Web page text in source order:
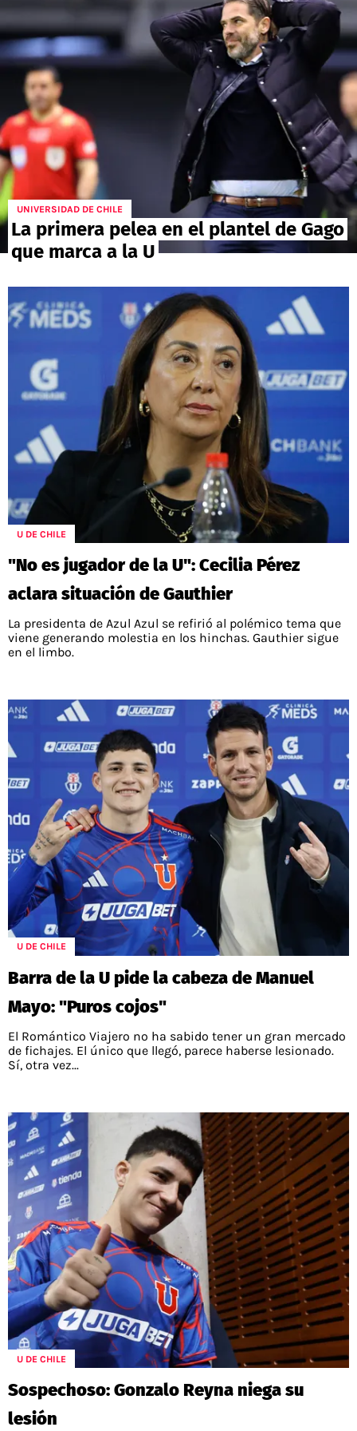
POLÍTICAS DE PRIVACIDAD
POLÍTICA EDITORIAL
PUBLICIDAD / ADS
CONTACTO
AD CHOICES
ENTREVISTAS
CAMPEONATO NACIONAL
RESULTADOS
TABLA DE POSICIONES
APUESTAS
Términos y Condiciones
Políticas de Privacidad
Ad Choices
RedGol, al igual que Futbol Sites, es una
UNIVERSIDAD DE CHILE
La primera pelea en el plantel de Gago
que marca a la U
U DE CHILE
"No es jugador de la U": Cecilia Pérez
aclara situación de Gauthier
La presidenta de Azul Azul se refirió al polémico tema que
viene generando molestia en los hinchas. Gauthier sigue
en el limbo.
U DE CHILE
Barra de la U pide la cabeza de Manuel
Mayo: "Puros cojos"
El Romántico Viajero no ha sabido tener un gran mercado
de fichajes. El único que llegó, parece haberse lesionado.
Sí, otra vez...
U DE CHILE
Sospechoso: Gonzalo Reyna niega su
lesión